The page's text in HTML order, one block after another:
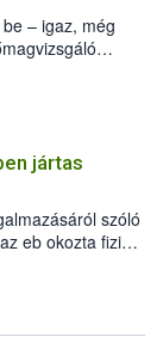
– igaz, még
Győző által
jártas
szóló
eb okozta fizikai
és annak
szakértőt.